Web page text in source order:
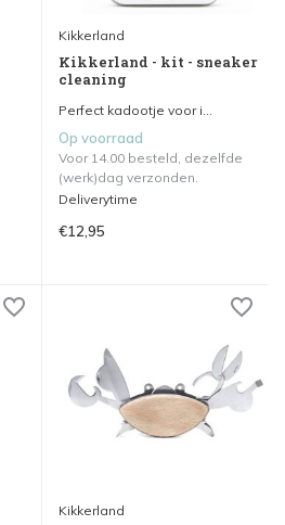
Kikkerland
Kikkerland - kit - sneaker
cleaning
Perfect kadootje voor i...
Op voorraad
Voor 14.00 besteld, dezelfde
(werk)dag verzonden.
Deliverytime
€12,95
Kikkerland